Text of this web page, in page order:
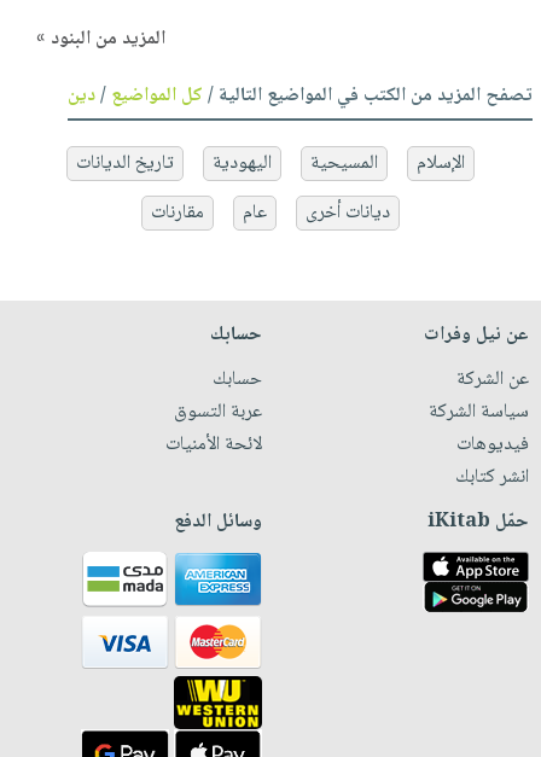
المزيد من البنود »
تصفح المزيد من الكتب في المواضيع التالية /كل المواضيع/دين
الإسلام المسيحية اليهودية
تاريخ الديانات
ديانات أخرى
عام مقارنات
عن نيل وفرات
عن الشركة
سياسة الشركة
فيديوهات
انشر كتابك
حسابك
حسابك
عربة التسوق
لائحة الأمنيات
حمّل iKitab وسائل الدفع